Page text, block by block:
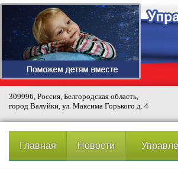
309996, Россия, Белгородская область,
город Валуйки, ул. Максима Горького д. 4
Главная Новости